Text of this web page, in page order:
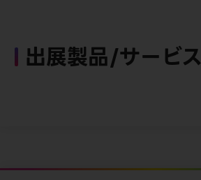
出展製品/サービス